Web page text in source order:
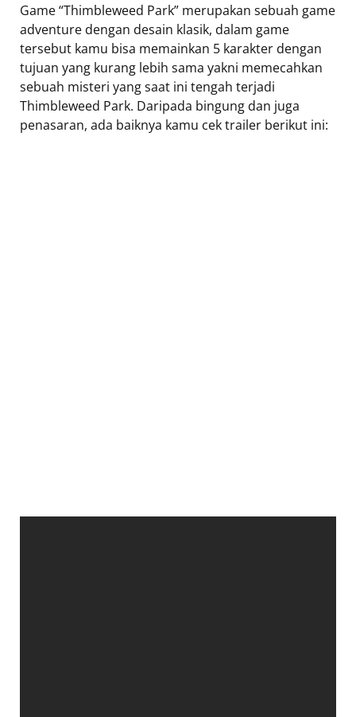
Game “Thimbleweed Park” merupakan sebuah game
adventure dengan desain klasik, dalam game
tersebut kamu bisa memainkan 5 karakter dengan
tujuan yang kurang lebih sama yakni memecahkan
sebuah misteri yang saat ini tengah terjadi
Thimbleweed Park. Daripada bingung dan juga
penasaran, ada baiknya kamu cek trailer berikut ini: